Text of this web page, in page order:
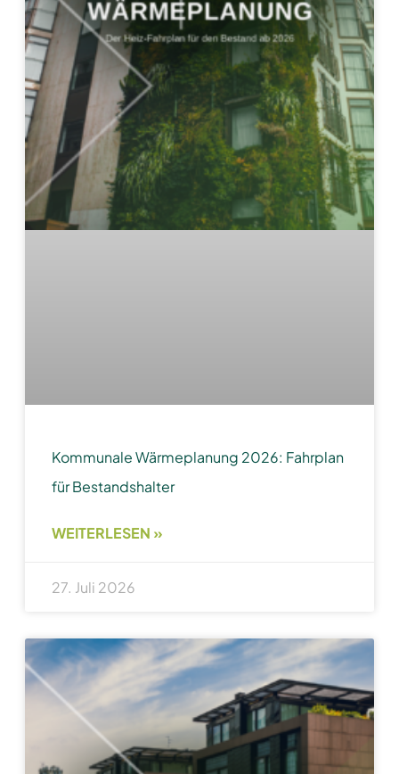
Kommunale Wärmeplanung 2026: Fahrplan
für Bestandshalter
WEITERLESEN »
27. Juli 2026